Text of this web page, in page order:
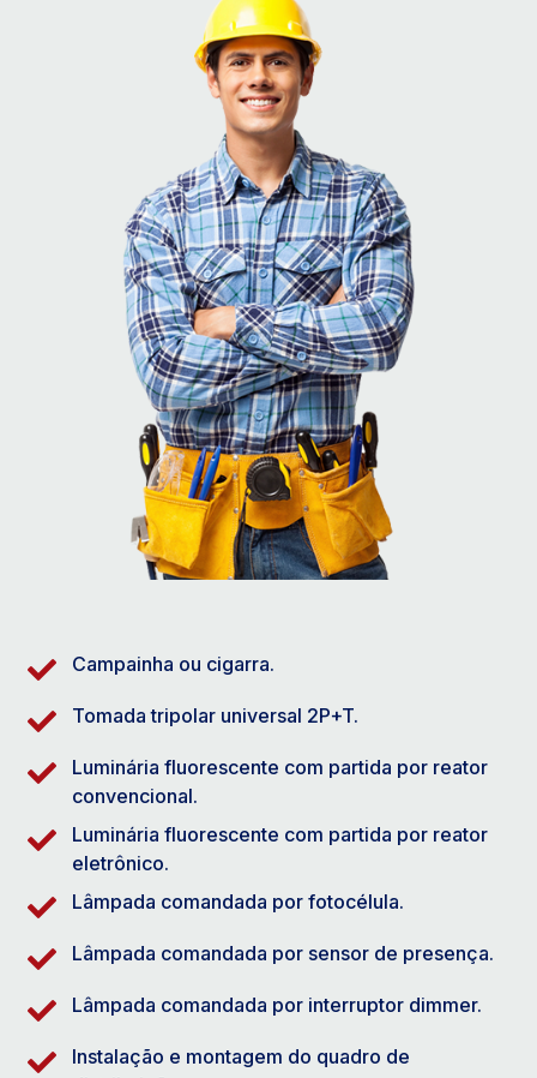
Campainha ou cigarra.
Tomada tripolar universal 2P+T.
Luminária fluorescente com partida por reator
convencional.
Luminária fluorescente com partida por reator
eletrônico.
Lâmpada comandada por fotocélula.
Lâmpada comandada por sensor de presença.
Lâmpada comandada por interruptor dimmer.
Instalação e montagem do quadro de